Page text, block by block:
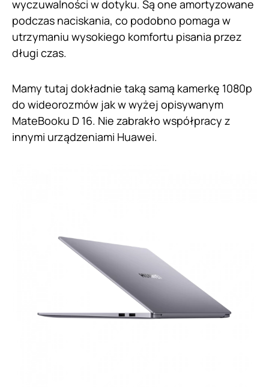
wyczuwalności w dotyku. Są one amortyzowane
podczas naciskania, co podobno pomaga w
utrzymaniu wysokiego komfortu pisania przez
długi czas.
Mamy tutaj dokładnie taką samą kamerkę 1080p
do wideorozmów jak w wyżej opisywanym
MateBooku D 16. Nie zabrakło współpracy z
innymi urządzeniami Huawei.